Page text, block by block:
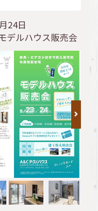
24日
デルハウス販売会